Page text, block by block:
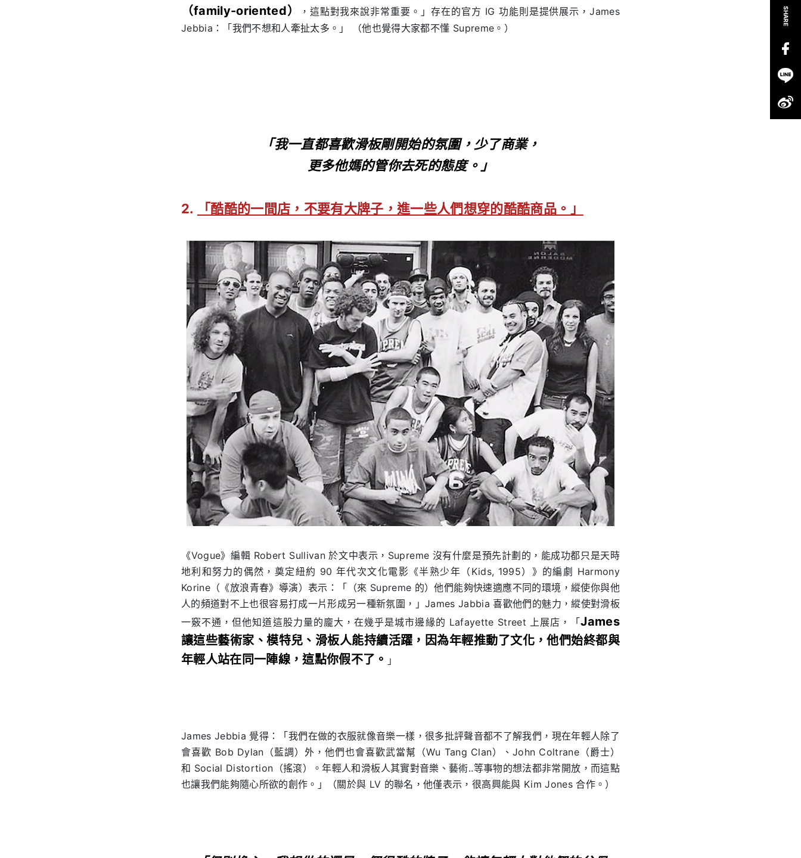
（family-oriented）
，這點對我來說非常重要。」存在的官方 IG 功能則是提供展示，James
Jebbia：「我們不想和人牽扯太多。」 （他也覺得大家都不懂 Supreme。）
「我一直都喜歡滑板剛開始的氛圍，少了商業，
更多他媽的管你去死的態度。」
2. 「酷酷的一間店，不要有大牌子，進一些人們想穿的酷酷商品。」
《Vogue》編輯 Robert Sullivan 於文中表示，Supreme 沒有什麼是預先計劃的，能成功都只是天時
地利和努力的偶然，奠定紐約 90 年代次文化電影《半熟少年（Kids, 1995）》的編劇 Harmony
Korine（《放浪青春》導演）表示：「（來 Supreme 的）他們能夠快速適應不同的環境，縱使你與他
人的頻道對不上也很容易打成一片形成另一種新氛圍，」James Jabbia 喜歡他們的魅力，縱使對滑板
一竅不通，但他知道這股力量的龐大，在幾乎是城市邊緣的 Lafayette Street 上展店，「James
讓這些藝術家、模特兒、滑板人能持續活躍，因為年輕推動了文化，他們始終都與
年輕人站在同一陣線，這點你假不了。 」
James Jebbia 覺得：「我們在做的衣服就像音樂一樣，很多批評聲音都不了解我們，現在年輕人除了
會喜歡 Bob Dylan（藍調）外，他們也會喜歡武當幫（Wu Tang Clan）、John Coltrane（爵士）
和 Social Distortion（搖滾）。年輕人和滑板人其實對音樂、藝術..等事物的想法都非常開放，而這點
也讓我們能夠隨心所欲的創作。」（關於與 LV 的聯名，他僅表示，很高興能與 Kim Jones 合作。）
SHARE